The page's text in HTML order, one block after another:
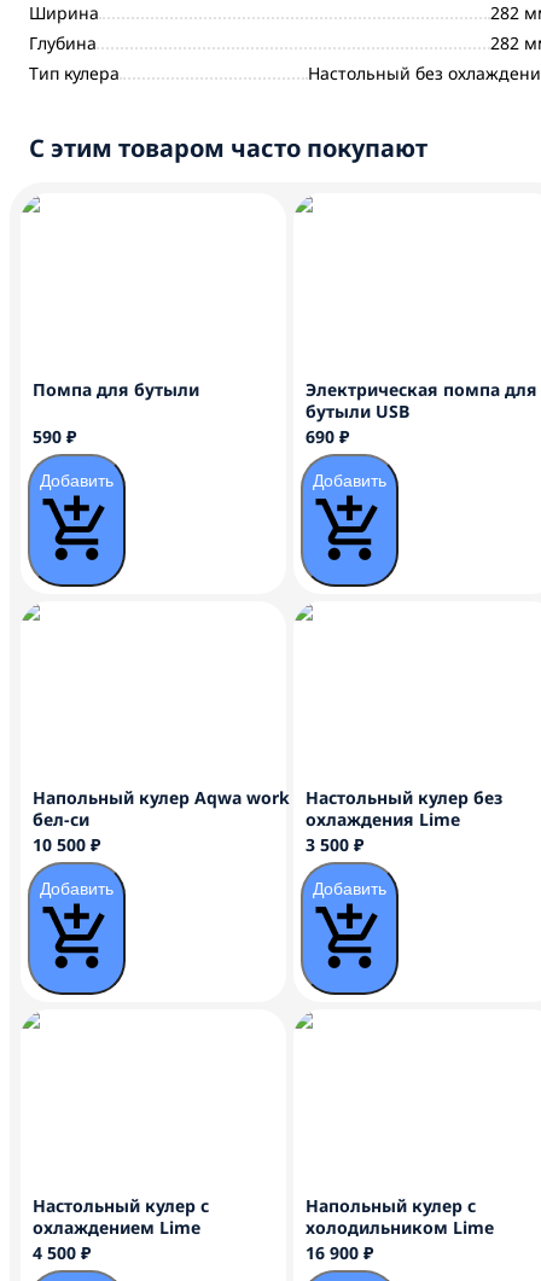
Ширина
282
Глубина
282
Тип кулера
Настольный без
С этим товаром часто покупают
Помпа для бутыли
590 ₽
Добавить
Электрическая помпа для
бутыли USB
690 ₽
Добавить
Напольный кулер Aqwa work
бел-си
10 500 ₽
Добавить
Настольный кулер без
охлаждения Lime
3 500 ₽
Добавить
Настольный кулер с
охлаждением Lime
4 500 ₽
Напольный кулер с
холодильником Lime
16 900 ₽